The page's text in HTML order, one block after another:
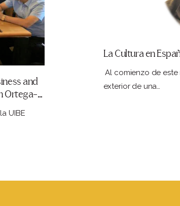
and
Ortega-
UIBE
La Cultura en
Al comienzo de
exterior de una…